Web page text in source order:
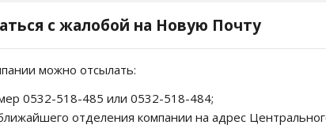
с жалобой на Новую Почту
можно отсылать:
0532-518-485 или 0532-518-484;
отделения компании на адрес